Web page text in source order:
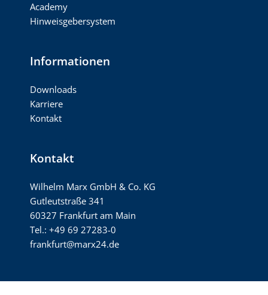
Academy
Hinweisgebersystem
Informationen
Downloads
Karriere
Kontakt
Kontakt
Wilhelm Marx GmbH & Co. KG
Gutleutstraße 341
60327 Frankfurt am Main
Tel.: +49 69 27283-0
frankfurt@marx24.de